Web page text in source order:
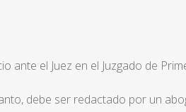
ante el Juez en el Juzgado de
debe ser redactado por un